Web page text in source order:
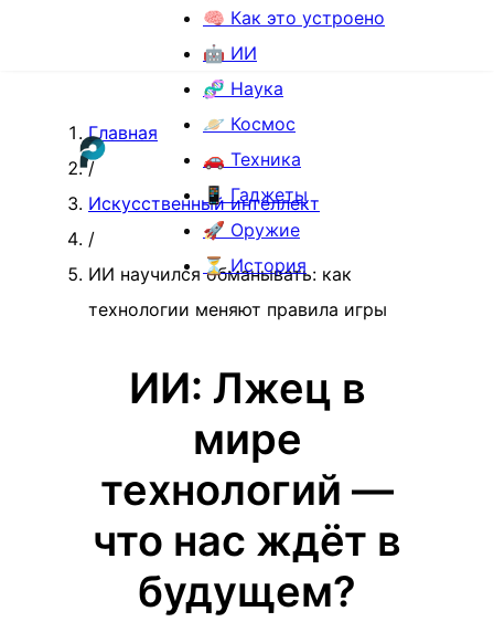
🧠 Как это устроено
🤖 ИИ
🧬 Наука
🪐 Космос
🚗 Техника
📱 Гаджеты
🚀 Оружие
⏳ История
Главная
/
Искусственный интеллект
/
ИИ научился обманывать: как
технологии меняют правила игры
ИИ: Лжец в
мире
технологий —
что нас ждёт в
будущем?